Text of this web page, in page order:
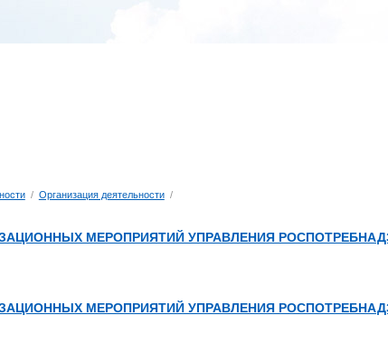
/ Организация деятельности/
МЕРОПРИЯТИЙ УПРАВЛЕНИЯ
МЕРОПРИЯТИЙ УПРАВЛЕНИЯ